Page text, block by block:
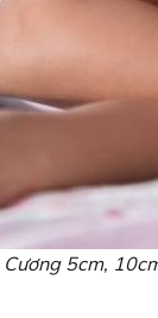
Cương 5cm,